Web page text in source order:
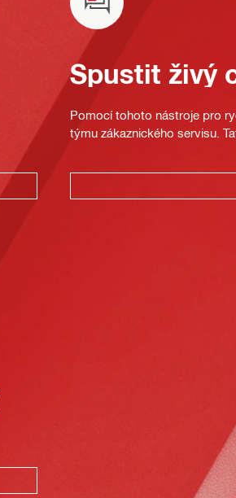
Spustit živý
Pomocí tohoto nástroje pro
týmu zákaznického servisu.